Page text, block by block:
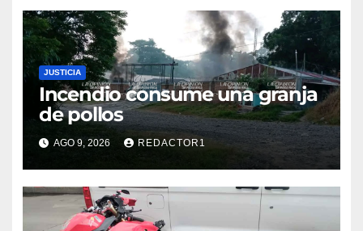
JUSTICIA
Incendio consume una granja
de pollos
AGO 9, 2026 REDACTOR1